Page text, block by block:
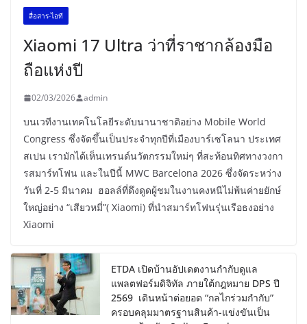
สื่อสาร-ไอที
Xiaomi 17 Ultra ว่าที่ราชากล้องมือ
ถือแห่งปี
02/03/2026 admin
บนเวทีงานเทคโนโลยีระดับนานาชาติอย่าง Mobile World
Congress ซึ่งจัดขึ้นเป็นประจำทุกปีที่เมืองบาร์เซโลนา ประเทศ
สเปน เรามักได้เห็นเทรนด์นวัตกรรมใหม่ๆ ที่สะท้อนทิศทางวงกา
รสมาร์ทโฟน และในปีนี้ MWC Barcelona 2026 ซึ่งจัดระหว่าง
วันที่ 2-5 มีนาคม ฮอลล์ที่ดึงดูดผู้ชมในงานคงหนีไม่พ้นค่ายยักษ์
ใหญ่อย่าง “เสียวหมี่”( Xiaomi) ที่นำสมาร์ทโฟนรุ่นเรือธงอย่าง
Xiaomi
ETDA เปิดบ้านอัปเดตงานกำกับดูแล
แพลตฟอร์มดิจิทัล ภายใต้กฎหมาย DPS ปี
2569 เดินหน้าต่อยอด “กลไกร่วมกำกับ”
ครอบคลุมมาตรฐานสินค้า-แข่งขันเป็น